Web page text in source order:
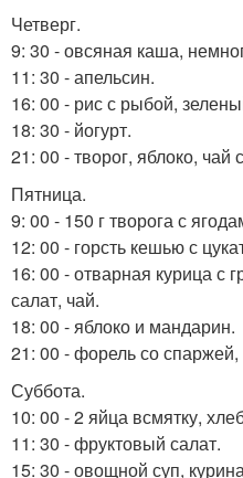
Четверг.
9: 30 - овсяная каша,
11: 30 - апельсин.
16: 00 - рис с рыбой,
18: 30 - йогурт.
21: 00 - творог, яблоко,
Пятница.
9: 00 - 150 г творога с
12: 00 - горсть кешью с
16: 00 - отварная курица с
салат, чай.
18: 00 - яблоко и мандарин.
21: 00 - форель со спаржей,
Суббота.
10: 00 - 2 яйца всмятку,
11: 30 - фруктовый салат.
15: 30 - овощной суп,